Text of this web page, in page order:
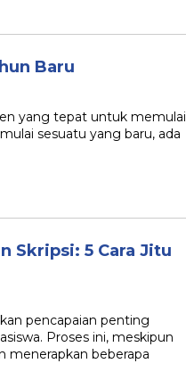
Baru
yang tepat untuk memulai
sesuatu yang baru, ada
Skripsi: 5 Cara Jitu
pencapaian penting
Proses ini, meskipun
menerapkan beberapa